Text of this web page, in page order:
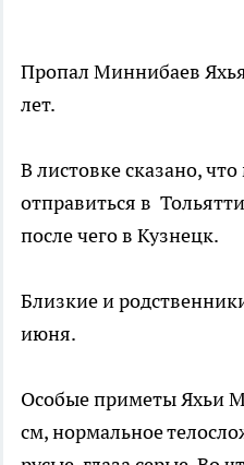
Пропал Миннибаев
лет.
В листовке сказано,
отправиться в
после чего в Кузнецк.
Близкие и
июня.
Особые приметы Яхьи
см, нормальное